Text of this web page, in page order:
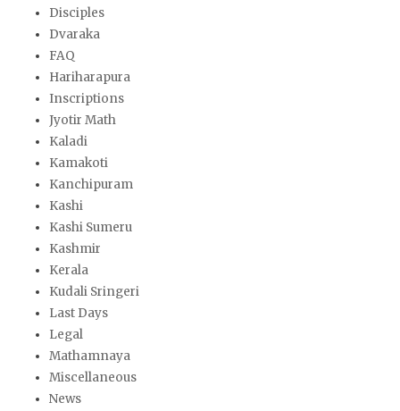
Disciples
Dvaraka
FAQ
Hariharapura
Inscriptions
Jyotir Math
Kaladi
Kamakoti
Kanchipuram
Kashi
Kashi Sumeru
Kashmir
Kerala
Kudali Sringeri
Last Days
Legal
Mathamnaya
Miscellaneous
News